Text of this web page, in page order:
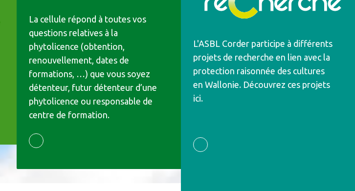
La cellule répond à toutes vos
questions relatives à la
phytolicence (obtention,
renouvellement, dates de
formations, …) que vous soyez
détenteur, futur détenteur d’une
phytolicence ou responsable de
centre de formation.
CELLULE PHYTOLICENCE
L'ASBL Corder participe à différents
projets de recherche en lien avec la
protection raisonnée des cultures
en Wallonie. Découvrez ces projets
ici.
PROJET DE RECHERCHE